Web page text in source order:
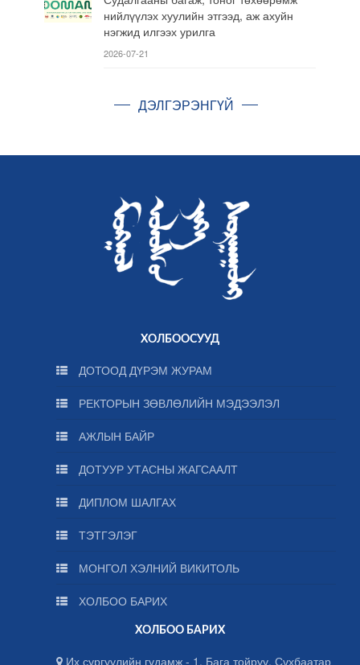
нийлүүлэх хуулийн этгээд, аж ахуйн
нэгжид илгээх урилга
2026-07-21
ДЭЛГЭРЭНГҮЙ
ХОЛБООСУУД
ДОТООД ДҮРЭМ ЖУРАМ
РЕКТОРЫН ЗӨВЛӨЛИЙН МЭДЭЭЛЭЛ
АЖЛЫН БАЙР
ДОТУУР УТАСНЫ ЖАГСААЛТ
ДИПЛОМ ШАЛГАХ
ТЭТГЭЛЭГ
МОНГОЛ ХЭЛНИЙ ВИКИТОЛЬ
ХОЛБОО БАРИХ
ХОЛБОО БАРИХ
Их сургуулийн гудамж - 1, Бага тойруу, Сүхбаатар